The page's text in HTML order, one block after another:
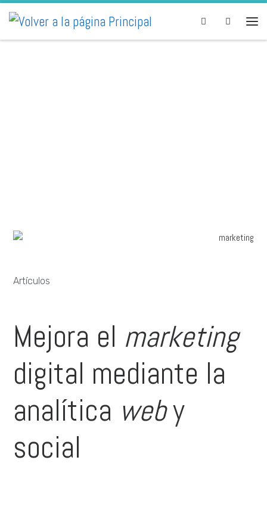
Skip to content Search
Artículos
Mejora el marketing
digital mediante la
analítica weby
social